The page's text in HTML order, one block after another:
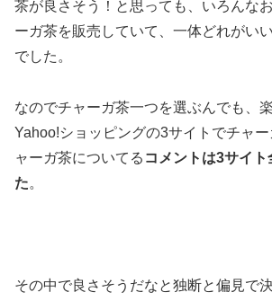
茶が良さそう！と思っても、いろんな
ーガ茶を販売していて、一体どれがい
でした。
なのでチャーガ茶一つを選ぶんでも、
Yahoo!ショッピングの3サイトでチャ
ャーガ茶についてる コメントは3サイ
た。
その中で良さそうだなと独断と偏見で